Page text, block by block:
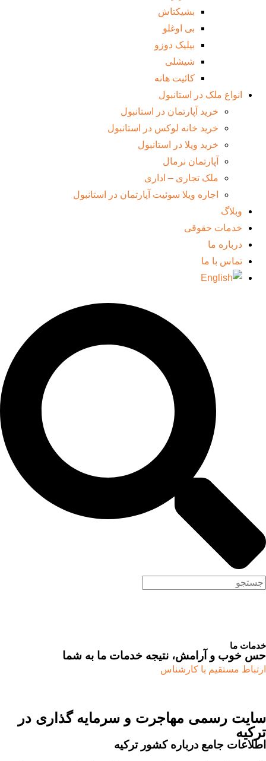
بشیکتاش
بی اوغلو
بیلیک دوزو
شیشلی
کائیت هانه
انواع ملک در استانبول
خرید آپارتمان در استانبول
خرید خانه لوکس در استانبول
خرید ویلا در استانبول
آپارتمان نرمال
ملک تجاری – اداری
اجاره ویلا سوئیت آپارتمان در استانبول
وبلاگ
خدمات حقوقی
درباره ما
تماس با ما
خدمات ما
حس خوب و آرامش، نتیجه خدمات ما به شما
ارتباط مستقیم با کارشناس
سایت رسمی مهاجرت و سرمایه گذاری در
ترکیه
اطلاعات جامع درباره کشور ترکیه